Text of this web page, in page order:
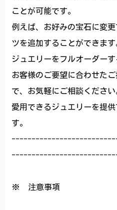
ことが可能です。
例えば、お好みの宝石に変
ツを追加することができま
ジュエリーをフルオーダーす
お客様のご要望に合わせた
で、お気軽にご相談くださ
愛用できるジュエリーを提
す。
※ 注意事項